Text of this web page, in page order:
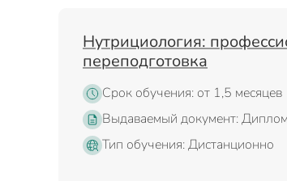
Нутрициология:
переподготовка
Срок обучения: от 1,5 месяцев
Выдаваемый документ: Диплом
Тип обучения: Дистанционно